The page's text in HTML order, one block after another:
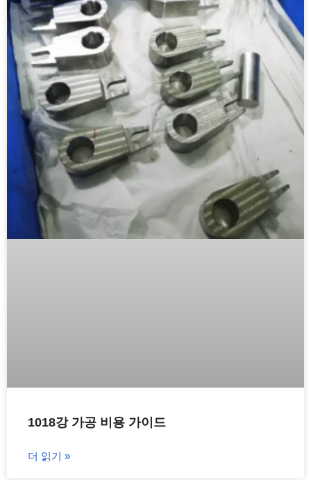
1018강 가공 비용 가이드
더 읽기 »